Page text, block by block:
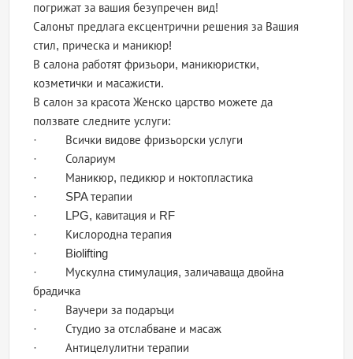
погрижат за вашия безупречен вид!
Салонът предлага ексцентрични решения за Вашия
стил, прическа и маникюр!
В салона работят фризьори, маникюристки,
козметички и масажисти.
В салон за красота Женско царство можете да
ползвате следните услуги:
· Всички видове фризьорски услуги
· Солариум
· Маникюр, педикюр и ноктопластика
· SPA терапии
· LPG, кавитация и RF
· Кислородна терапия
· Biolifting
· Мускулна стимулация, заличаваща двойна
брадичка
· Ваучери за подаръци
· Студио за отслабване и масаж
· Антицелулитни терапии